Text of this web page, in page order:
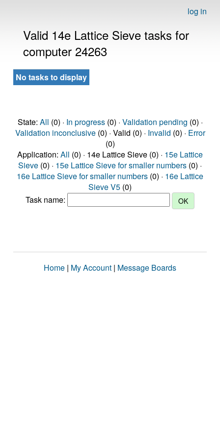
log in
Valid 14e Lattice Sieve tasks for
computer 24263
No tasks to display
State: All (0) · In progress(0) · Validation pending (0) ·
Validation inconclusive(0) · Valid (0) · Invalid (0) · Error
(0)
Application: All (0) · 14e Lattice Sieve (0) · 15e Lattice
Sieve (0) · 15e Lattice Sieve for smaller numbers (0) ·
16e Lattice Sieve for smaller numbers (0) · 16e Lattice
Sieve V5 (0)
Task name:
Home | My Account | Message Boards